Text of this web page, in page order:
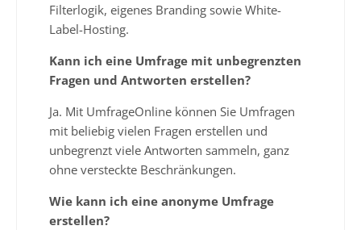
Filterlogik, eigenes Branding sowie White-
Label-Hosting.
Kann ich eine Umfrage mit unbegrenzten
Fragen und Antworten erstellen?
Ja. Mit UmfrageOnline können Sie Umfragen
mit beliebig vielen Fragen erstellen und
unbegrenzt viele Antworten sammeln, ganz
ohne versteckte Beschränkungen.
Wie kann ich eine anonyme Umfrage
erstellen?